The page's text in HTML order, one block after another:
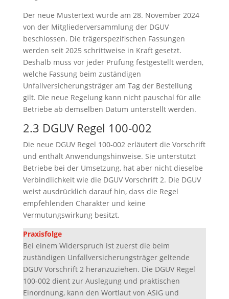
Der neue Mustertext wurde am 28. November 2024
von der Mitgliederversammlung der DGUV
beschlossen. Die trägerspezifischen Fassungen
werden seit 2025 schrittweise in Kraft gesetzt.
Deshalb muss vor jeder Prüfung festgestellt werden,
welche Fassung beim zuständigen
Unfallversicherungsträger am Tag der Bestellung
gilt. Die neue Regelung kann nicht pauschal für alle
Betriebe ab demselben Datum unterstellt werden.
2.3 DGUV Regel 100‑002
Die neue DGUV Regel 100‑002 erläutert die Vorschrift
und enthält Anwendungshinweise. Sie unterstützt
Betriebe bei der Umsetzung, hat aber nicht dieselbe
Verbindlichkeit wie die DGUV Vorschrift 2. Die DGUV
weist ausdrücklich darauf hin, dass die Regel
empfehlenden Charakter und keine
Vermutungswirkung besitzt.
Praxisfolge
Bei einem Widerspruch ist zuerst die beim
zuständigen Unfallversicherungsträger geltende
DGUV Vorschrift 2 heranzuziehen. Die DGUV Regel
100‑002 dient zur Auslegung und praktischen
Einordnung, kann den Wortlaut von ASiG und